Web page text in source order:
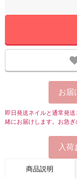
お届
即日発送ネイルと通常発
緒にお届けします。お急ぎ
入荷
商品説明